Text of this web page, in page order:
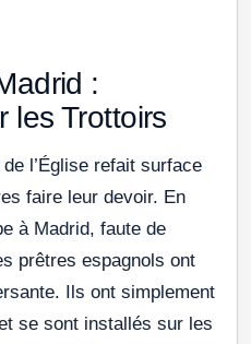
:
les Trottoirs
l’Église refait surface
faire leur devoir. En
à Madrid, faute de
prêtres espagnols ont
Ils ont simplement
se sont installés sur les